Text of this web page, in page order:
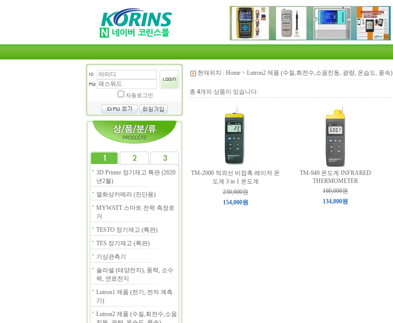
자동로그인
3D Printer 장기재고 특판 (2020
년2월)
열화상카메라 (진단용)
MYWATT 스마트 전력 측정로
거
TESTO 장기재고 (특판)
TES 장기재고 (특판)
기상관측기
솔라셀 (태양전지), 풍력, 소수
력, 연료전지
Lutron1 제품 (전기, 전자 계측
기)
Lutron2 제품 (수질,회전수,소음
현재위치 : Home > Lutron2 제품 (수질,회전수,소음진동, 광량, 온습도, 풍속)
총 4개의 상품이 있습니다.
TM-2000 적외선 비접촉 레이저 온
도계 3 in 1 온도계
230,000원
154,000원
TM-949 온도계 INFRARED
THERMOMETER
180,000원
134,800원